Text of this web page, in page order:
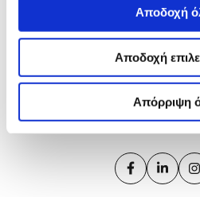
Αποδοχή
Αποδοχή
Απόρριψη
Το iMEdD είναι ένας μη
οργανισμός που ιδρύθηκε το 2018
από το Ίδρυμα Σταύρος Νιάρχος
ενίσχυση της διαφάνειας, της
ανεξαρτησίας στη δημοσιογραφία.